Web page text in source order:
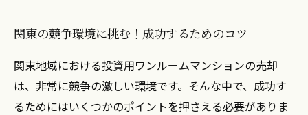
関東の競争環境に挑む！成功するためのコツ
関東地域における投資用ワンルームマンションの売却
は、非常に競争の激しい環境です。そんな中で、成功す
るためにはいくつかのポイントを押さえる必要がありま